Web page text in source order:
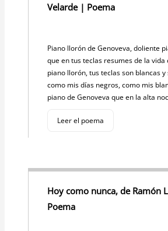
Velarde | Poema
Piano llorón de Genoveva, doliente
que en tus teclas resumes de la vida
piano llorón, tus teclas son blancas
como mis días negros, como mis
piano de Genoveva que en la alta
Leer el poema
Hoy como nunca, de Ramón
Poema